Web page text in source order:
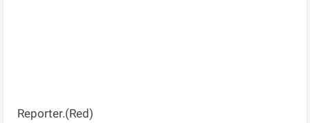
Reporter.(Red)